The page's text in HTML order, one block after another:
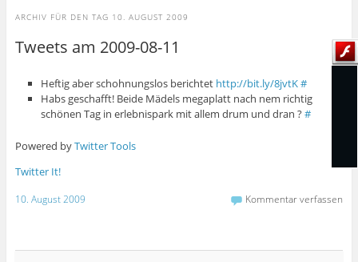
ARCHIV FÜR DEN TAG 10. AUGUST 2009
Tweets am 2009-08-11
Heftig aber schohnungslos berichtet http://bit.ly/8jvtK#
Habs geschafft! Beide Mädels megaplatt nach nem richtig
schönen Tag in erlebnispark mit allem drum und dran ?#
Powered byTwitter Tools
Twitter It!
10. August 2009 Kommentar verfassen